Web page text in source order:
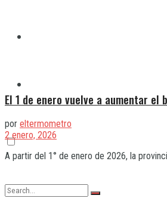
El 1 de enero vuelve a aumentar el
por eltermometro
2 enero, 2026
A partir del 1° de enero de 2026, la